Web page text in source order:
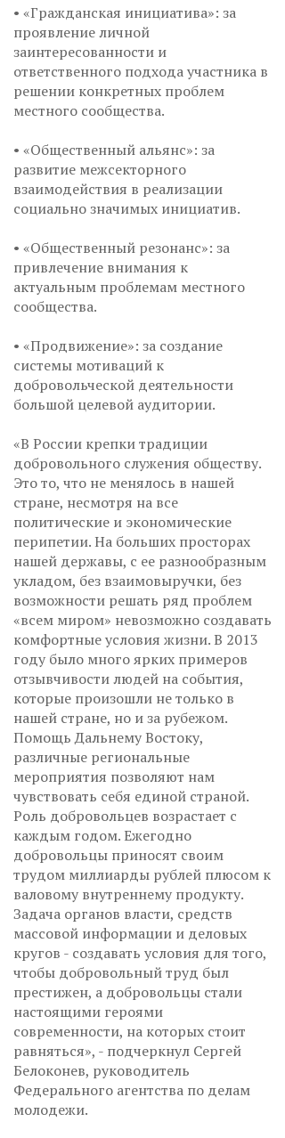
• «Гражданская инициатива»: за
проявление личной
заинтересованности и
ответственного подхода участника в
решении конкретных проблем
местного сообщества.
• «Общественный альянс»: за
развитие межсекторного
взаимодействия в реализации
социально значимых инициатив.
• «Общественный резонанс»: за
привлечение внимания к
актуальным проблемам местного
сообщества.
• «Продвижение»: за создание
системы мотиваций к
добровольческой деятельности
большой целевой аудитории.
«В России крепки традиции
добровольного служения обществу.
Это то, что не менялось в нашей
стране, несмотря на все
политические и экономические
перипетии. На больших просторах
нашей державы, с ее разнообразным
укладом, без взаимовыручки, без
возможности решать ряд проблем
«всем миром» невозможно создавать
комфортные условия жизни. В 2013
году было много ярких примеров
отзывчивости людей на события,
которые произошли не только в
нашей стране, но и за рубежом.
Помощь Дальнему Востоку,
различные региональные
мероприятия позволяют нам
чувствовать себя единой страной.
Роль добровольцев возрастает с
каждым годом. Ежегодно
добровольцы приносят своим
трудом миллиарды рублей плюсом к
валовому внутреннему продукту.
Задача органов власти, средств
массовой информации и деловых
кругов - создавать условия для того,
чтобы добровольный труд был
престижен, а добровольцы стали
настоящими героями
современности, на которых стоит
равняться», - подчеркнул Сергей
Белоконев, руководитель
Федерального агентства по делам
молодежи.